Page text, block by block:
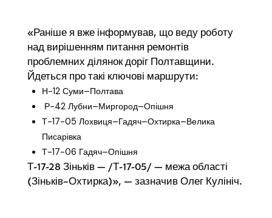
«Раніше я вже інформував, що веду роботу
над вирішенням питання ремонтів
проблемних ділянок доріг Полтавщини.
Йдеться про такі ключові маршрути:
Н-12 Суми–Полтава
Р-42 Лубни–Миргород–Опішня
Т-17-05 Лохвиця–Гадяч–Охтирка–Велика
Писарівка
Т-17-06 Гадяч–Опішня
Т-17-28 Зіньків — /Т-17-05/ — межа області
(Зіньків–Охтирка)», — зазначив Олег Кулініч.